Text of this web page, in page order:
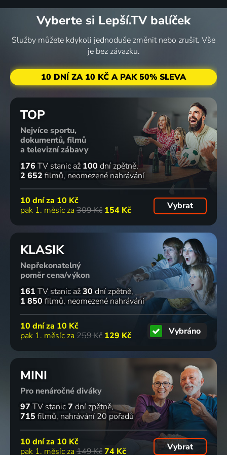
23 dílů
2007-2011 | Volný čas
2 díly
Outdoor
Volný čas
4 díly
Design
Volný čas
2 díly
Lindou
Tekeliovou
2 díly
Krasohled
Volný čas, Literatura
Outdoor
Films s
MUDr.
Evou
Perglerovou
Volný čas
Vyberte si Lepší.TV balíček
Služby můžete kdykoli jednoduše změnit nebo zrušit. Vše
je bez závazku.
10 DNÍ ZA 10 KČ A PAK 50% SLEVA
TOP
Nejvíce sportu,
dokumentů, filmů
a televizní zábavy
176 TV stanic až 100 dní zpětně
2 652 filmů neomezené nahrávání
10 dní za 10 Kč
pak 1. měsíc za 309 Kč 154 Kč Vybrat
KLASIK
Nepřekonatelný
poměr cena/výkon
161 TV stanic až30 dní zpětně
1 850 filmů neomezené nahrávání
10 dní za 10 Kč
pak 1. měsíc za 259 Kč 129 Kč Vybráno
MINI
Pro nenáročné diváky
97 TV stanic7 dní zpětně
715 filmů nahrávání 20 pořadů
10 dní za 10 Kč
pak 1. měsíc za 149 Kč74 Kč Vybrat